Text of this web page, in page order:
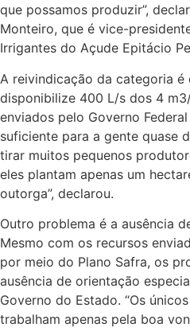
que possamos produzir”,
Monteiro, que é vice-
Irrigantes do Açude Epitácio
A reivindicação da categoria
disponibilize 400 L/s dos 4
enviados pelo Governo
suficiente para a gente quase
tirar muitos pequenos
eles plantam apenas um
outorga”, declarou.
Outro problema é a ausência
Mesmo com os recursos
por meio do Plano Safra, os
ausência de orientação
Governo do Estado. “Os
trabalham apenas pela boa